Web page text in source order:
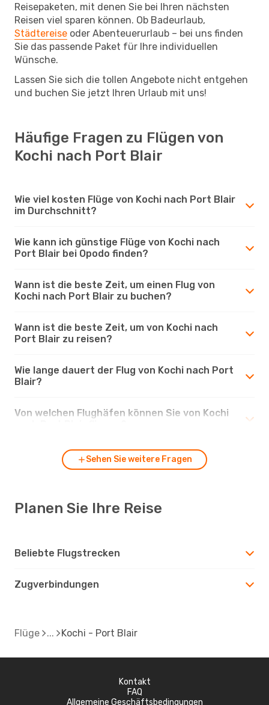
Reisepaketen, mit denen Sie bei Ihren nächsten
Reisen viel sparen können. Ob Badeurlaub,
Städtereise oder Abenteuerurlaub – bei uns finden
Sie das passende Paket für Ihre individuellen
Wünsche.
Lassen Sie sich die tollen Angebote nicht entgehen
und buchen Sie jetzt Ihren Urlaub mit uns!
Häufige Fragen zu Flügen von
Kochi nach Port Blair
Wie viel kosten Flüge von Kochi nach Port Blair
im Durchschnitt?
Wie kann ich günstige Flüge von Kochi nach
Port Blair bei Opodo finden?
Wann ist die beste Zeit, um einen Flug von
Kochi nach Port Blair zu buchen?
Wann ist die beste Zeit, um von Kochi nach
Port Blair zu reisen?
Wie lange dauert der Flug von Kochi nach Port
Blair?
Von welchen Flughäfen können Sie von Kochi
Sehen Sie weitere Fragen
Planen Sie Ihre Reise
Beliebte Flugstrecken
Zugverbindungen
Flüge Kochi - Port Blair
Kontakt
FAQ
Allgemeine Geschäftsbedingungen